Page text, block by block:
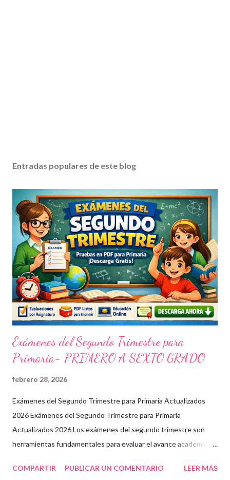
Entradas populares de este blog
Exámenes del Segundo Trimestre para
Primaria- PRIMERO A SEXTO GRADO
febrero 28, 2026
Exámenes del Segundo Trimestre para Primaria Actualizados
2026 Exámenes del Segundo Trimestre para Primaria
Actualizados 2026 Los exámenes del segundo trimestre son
herramientas fundamentales para evaluar el avance académico
descargable en PDF, diseñado para docentes que buscan
COMPARTIR PUBLICAR UN COMENTARIO LEER MÁS